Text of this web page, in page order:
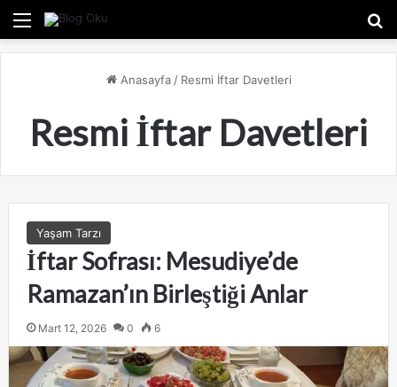
Menü
Anasayfa / Resmi İftar Davetleri
Resmi İftar Davetleri
Yaşam Tarzı
İftar Sofrası: Mesudiye’de
Ramazan’ın Birleştiği Anlar
Mart 12, 2026 0 6